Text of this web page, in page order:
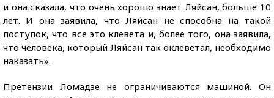
и она сказала, что очень хорошо знает Ляйсан, больше 10
лет. И она заявила, что Ляйсан не способна на такой
поступок, что все это клевета и, более того, она заявила,
что человека, который Ляйсан так оклеветал, необходимо
наказать».
Претензии Ломадзе не ограничиваются машиной. Он